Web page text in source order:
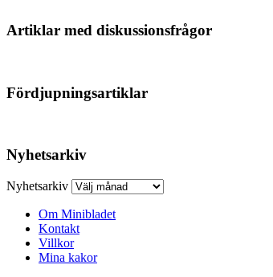
Artiklar med diskussionsfrågor
Fördjupningsartiklar
Nyhetsarkiv
Nyhetsarkiv
Om Minibladet
Kontakt
Villkor
Mina kakor